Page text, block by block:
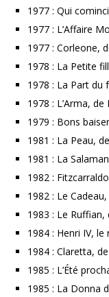
1977 : Qui
1977 : L’Affaire
1977 : Corleone,
1978 : La Petite
1978 : La Part du
1978 : L’Arma,
1979 : Bons
1981 : La Peau,
1981 : La
1982 :
1982 : Le
1983 : Le Ruffian,
1984 : Henri IV,
1984 : Claretta,
1985 : L’Été
1985 : La Donna